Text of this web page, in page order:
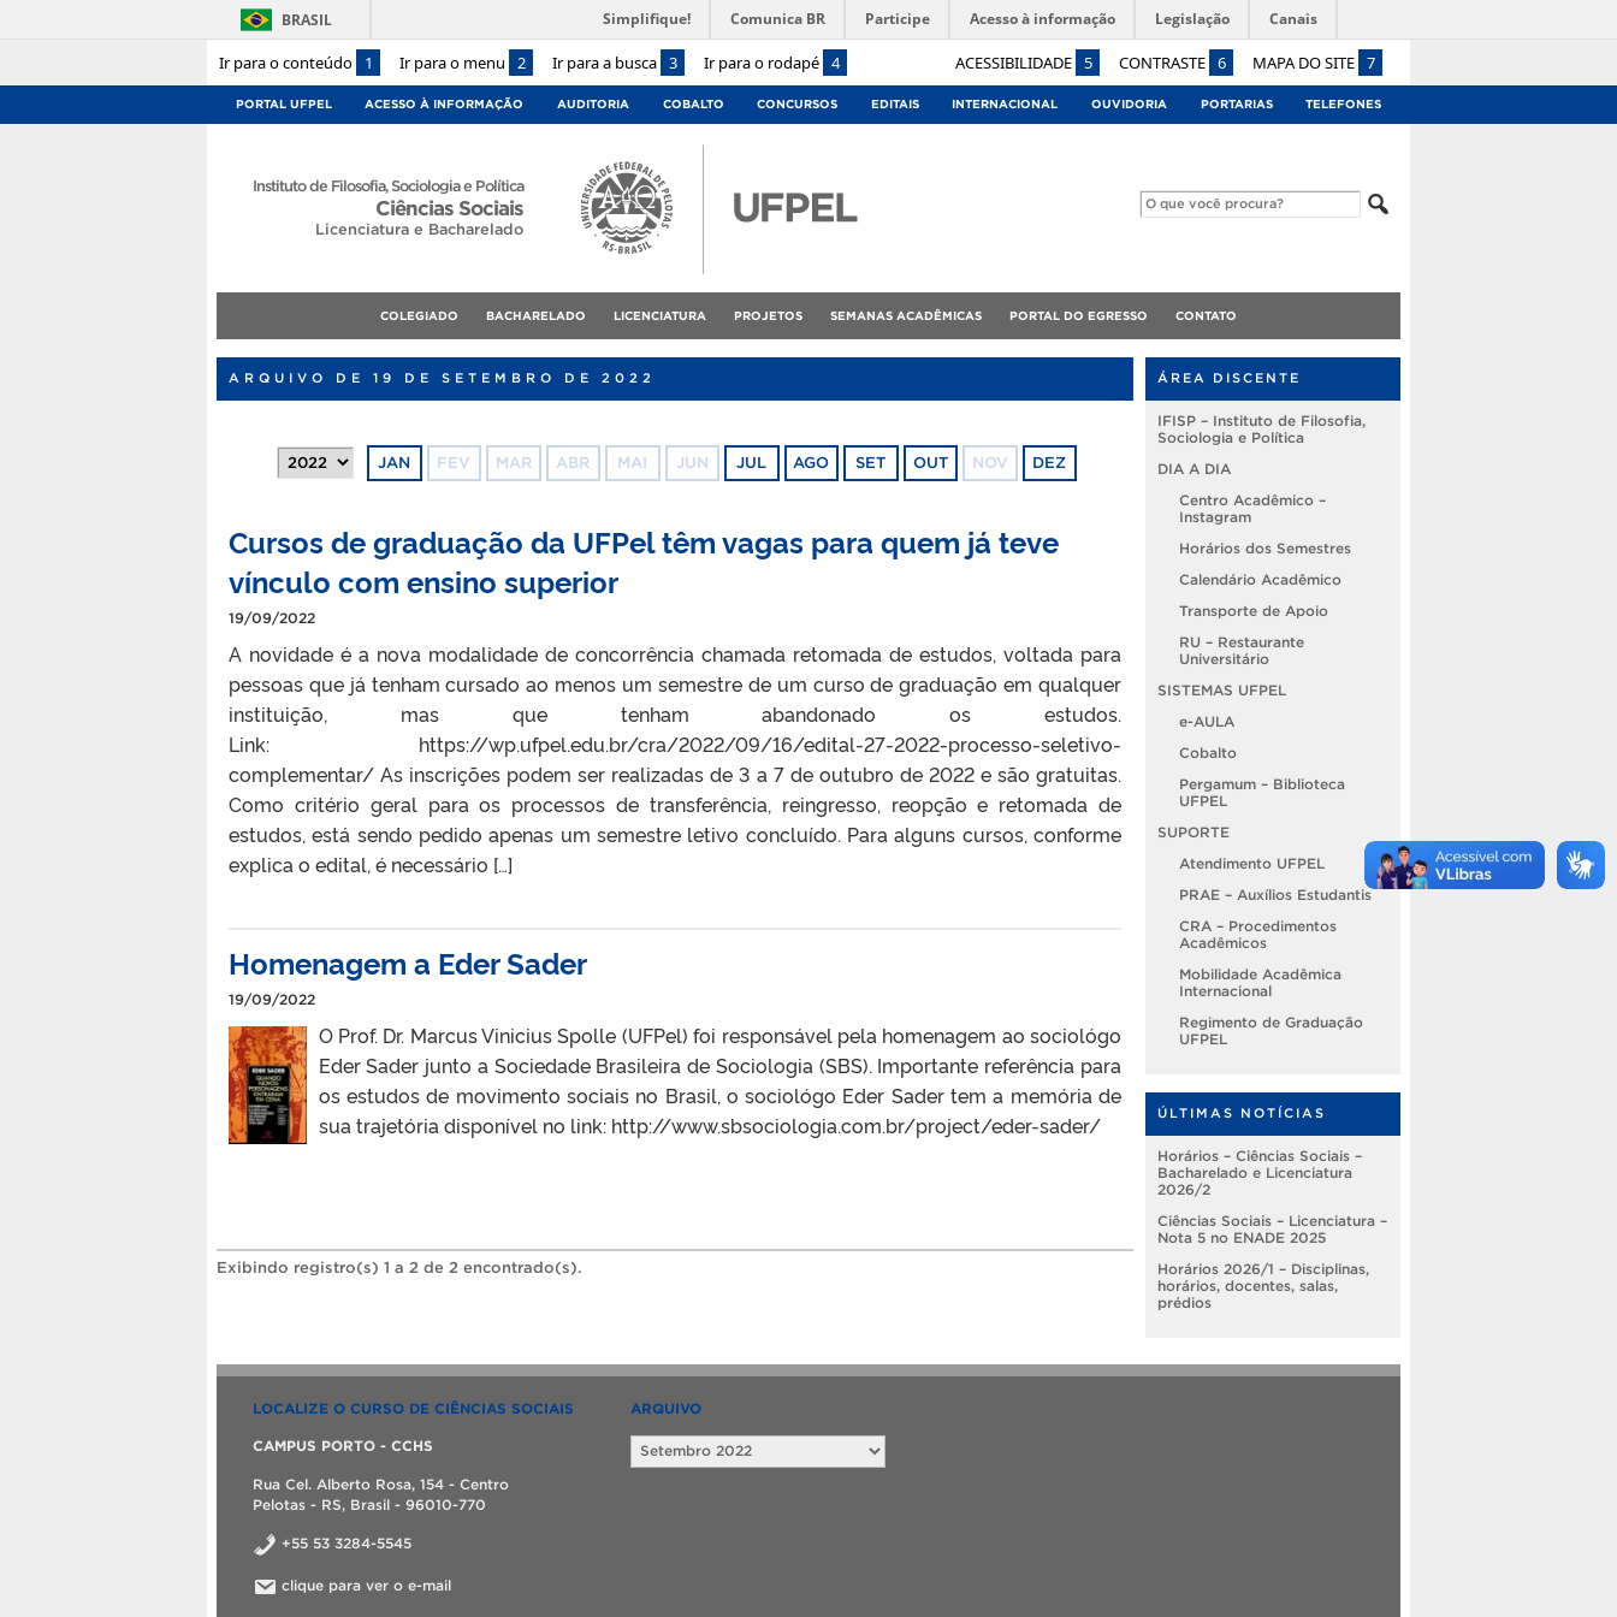
Ir para o conteúdo 1 Ir para o menu 2 Ir para a busca 3 Ir para o rodapé 4 ACESSIBILIDADE 5 CONTRASTE 6 MAPA DO SITE 7
BRASIL Simplifique! Comunica BR Participe Acesso à informação Legislação Canais
PORTAL UFPEL ACESSO À INFORMAÇÃO AUDITORIA COBALTO CONCURSOS EDITAIS INTERNACIONAL OUVIDORIA PORTARIAS TELEFONES
Instituto de Filosofia, Sociologia e Política
Ciências Sociais
Licenciatura e Bacharelado
COLEGIADO BACHARELADO LICENCIATURA PROJETOS SEMANAS ACADÊMICAS PORTAL DO EGRESSO CONTATO
ARQUIVO DE 19 DE SETEMBRO DE 2022
JAN FEV MAR ABR MAI JUN JUL AGO SET OUT NOV DEZ
Cursos de graduação da UFPel têm vagas para quem já teve
vínculo com ensino superior
19/09/2022
A novidade é a nova modalidade de concorrência chamada retomada de estudos, voltada para
pessoas que já tenham cursado ao menos um semestre de um curso de graduação em qualquer
instituição, mas que tenham abandonado os estudos.
Link: https://wp.ufpel.edu.br/cra/2022/09/16/edital-27-2022-processo-seletivo-
complementar/ As inscrições podem ser realizadas de 3 a 7 de outubro de 2022 e são gratuitas.
Como critério geral para os processos de transferência, reingresso, reopção e retomada de
estudos, está sendo pedido apenas um semestre letivo concluído. Para alguns cursos, conforme
explica o edital, é necessário […]
Homenagem a Eder Sader
19/09/2022
O Prof. Dr. Marcus Vinicius Spolle (UFPel) foi responsável pela homenagem ao sociológo
Eder Sader junto a Sociedade Brasileira de Sociologia (SBS). Importante referência para
os estudos de movimento sociais no Brasil, o sociológo Eder Sader tem a memória de
sua trajetória disponível no link: http://www.sbsociologia.com.br/project/eder-sader/
Exibindo registro(s) 1 a 2 de 2 encontrado(s).
ÁREA DISCENTE
IFISP – Instituto de Filosofia,
Sociologia e Política
DIA A DIA
Centro Acadêmico –
Instagram
Horários dos Semestres
Calendário Acadêmico
Transporte de Apoio
RU – Restaurante
Universitário
SISTEMAS UFPEL
e-AULA
Cobalto
Pergamum – Biblioteca
UFPEL
SUPORTE
Atendimento UFPEL
PRAE – Auxílios Estudantis
CRA – Procedimentos
Acadêmicos
Mobilidade Acadêmica
Internacional
Regimento de Graduação
UFPEL
ÚLTIMAS NOTÍCIAS
Horários – Ciências Sociais –
Bacharelado e Licenciatura
2026/2
Ciências Sociais – Licenciatura –
Nota 5 no ENADE 2025
Horários 2026/1 – Disciplinas,
horários, docentes, salas,
prédios
LOCALIZE O CURSO DE CIÊNCIAS SOCIAIS
CAMPUS PORTO - CCHS
Rua Cel. Alberto Rosa, 154 - Centro
Pelotas - RS, Brasil - 96010-770
+55 53 3284-5545
clique para ver o e-mail
ARQUIVO
Arquivo